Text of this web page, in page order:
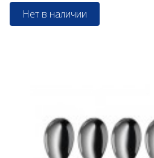
Нет в наличии